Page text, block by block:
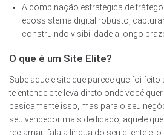
A combinação estratégica de tráfego
ecossistema digital robusto,
construindo visibilidade a longo
O que é um Site Elite?
Sabe aquele site que parece que foi
te entende e te leva direto onde você
basicamente isso, mas para o seu
seu vendedor mais dedicado, aquele
reclamar, fala a língua do seu cliente e,